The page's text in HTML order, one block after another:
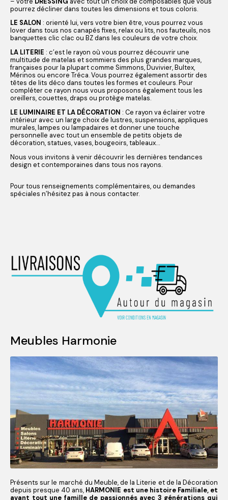
pourrez décliner dans toutes les dimensions et tous coloris.
LE SALON : orienté lui, vers votre bien être, vous pourrez vous
lover dans tous nos canapés fixes, relax ou lits, nos fauteuils, nos
banquettes clic clac ou BZ dans les couleurs de votre choix.
LA LITERIE : c’est le rayon où vous pourrez découvrir une
multitude de matelas et sommiers des plus grandes marques,
françaises pour la plupart comme Simmons, Duvivier, Bultex,
Mérinos ou encore Tréca. Vous pourrez également assortir des
têtes de lits déco dans toutes les formes et couleurs. Pour
compléter ce rayon nous vous proposons également tous les
oreillers, couettes, draps ou protège matelas.
LE LUMINAIRE ET LA DÉCORATION : Ce rayon va éclairer votre
intérieur avec un large choix de lustres, suspensions, appliques
murales, lampes ou lampadaires et donner une touche
personnelle avec tout un ensemble de petits objets de
décoration, statues, vases, bougeoirs, tableaux…
Nous vous invitons à venir découvrir les dernières tendances
design et contemporaines dans tous nos rayons.
Pour tous renseignements complémentaires, ou demandes
spéciales n’hésitez pas à nous contacter.
Meubles Harmonie
Présents sur le marché du Meuble, de la Literie et de la Décoration
depuis presque 40 ans, HARMONIE est une histoire Familiale, et
avant tout une famille de passionnés avec 3 générations qui